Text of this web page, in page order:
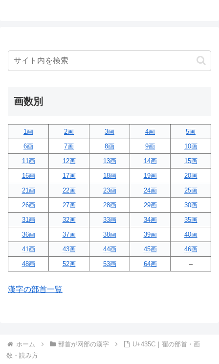
画数別
1画 2画 3画 4画
5画
6画
7画 8画 9画
10画
11画
12画 13画 14画
15画
16画
17画 18画 19画
20画
21画
22画 23画 24画
25画
26画
27画 28画 29画
30画
31画
32画 33画 34画
35画
36画
37画 38画 39画
40画
41画
43画 44画 45画
46画
48画
52画 53画 64画 –
漢字の部首一覧
ホーム 部首が网部の漢字
U+435C｜䍜の部首・画
数・読み方